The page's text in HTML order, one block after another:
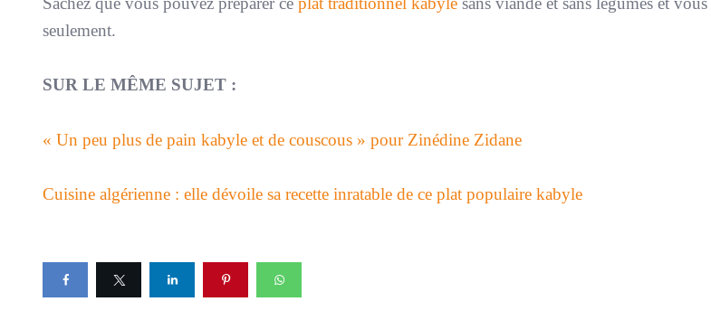
seulement.
SUR LE MÊME SUJET :
« Un peu plus de pain kabyle et de couscous » pour Zinédine Zidane
Cuisine algérienne : elle dévoile sa recette inratable de ce plat populaire kabyle